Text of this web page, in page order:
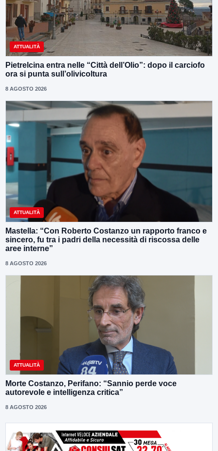
ATTUALITÀ
Pietrelcina entra nelle “Città dell’Olio”: dopo il carciofo
ora si punta sull’olivicoltura
8 AGOSTO 2026
ATTUALITÀ
Mastella: “Con Roberto Costanzo un rapporto franco e
sincero, fu tra i padri della necessità di riscossa delle
aree interne”
8 AGOSTO 2026
ATTUALITÀ
Morte Costanzo, Perifano: “Sannio perde voce
autorevole e intelligenza critica”
8 AGOSTO 2026